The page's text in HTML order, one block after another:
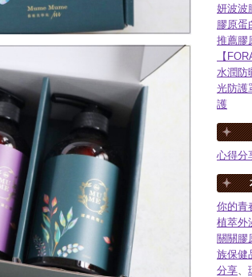
妍波波
膠原蛋
推薦膠
【
水潤防
光防護
護
心得分
你的青
植萃外
關關膠
族保健
分享、